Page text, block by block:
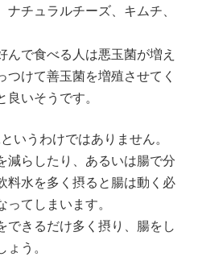
チュラルチーズ、キムチ、
んで食べる人は悪玉菌が増え
けて善玉菌を増殖させてく
いそうです。
いうわけではありません。
減らしたり、あるいは腸で分
料水を多く摂ると腸は動く必
てしまいます。
できるだけ多く摂り、腸をし
ょう。